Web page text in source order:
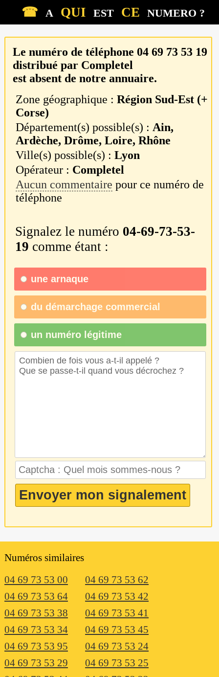
☎ A QUI EST CE NUMERO ?
Le numéro de téléphone 04 69 73 53 19
distribué par Completel
est absent de notre annuaire.
Zone géographique :Région Sud-Est (+
Corse)
Département(s) possible(s) : Ain,
Ardèche, Drôme, Loire, Rhône
Ville(s) possible(s) :Lyon
Opérateur : Completel
Aucun commentaire pour ce numéro de
téléphone
Signalez le numéro 04-69-73-53-
19 comme étant :
une arnaque
du démarchage commercial
un numéro légitime
Numéros similaires
04 69 73 53 00
04 69 73 53 62
04 69 73 53 64
04 69 73 53 42
04 69 73 53 38
04 69 73 53 41
04 69 73 53 34
04 69 73 53 45
04 69 73 53 95
04 69 73 53 24
04 69 73 53 29
04 69 73 53 25